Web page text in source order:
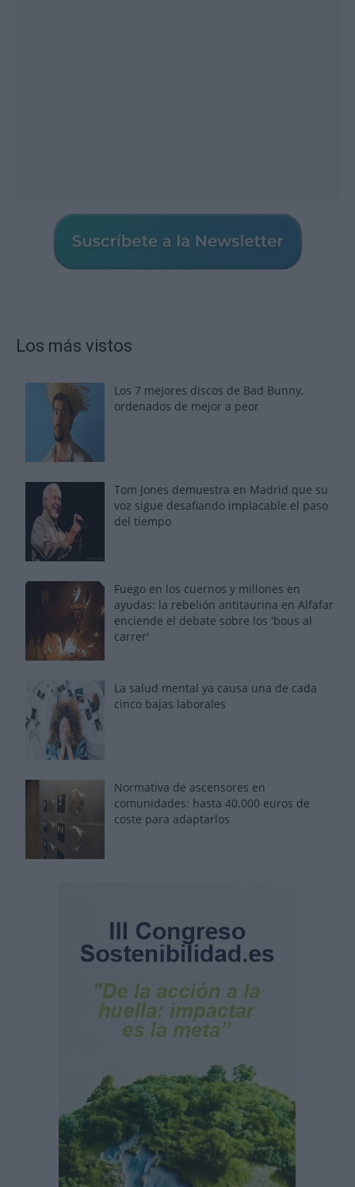
Los más vistos
Los 7 mejores discos de Bad Bunny,
ordenados de mejor a peor
Tom Jones demuestra en Madrid que su
voz sigue desafiando implacable el paso
del tiempo
Fuego en los cuernos y millones en
ayudas: la rebelión antitaurina en Alfafar
enciende el debate sobre los 'bous al
carrer'
La salud mental ya causa una de cada
cinco bajas laborales
Normativa de ascensores en
comunidades: hasta 40.000 euros de
coste para adaptarlos